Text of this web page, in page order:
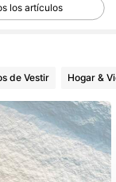
los artículos
de Vestir Hogar &